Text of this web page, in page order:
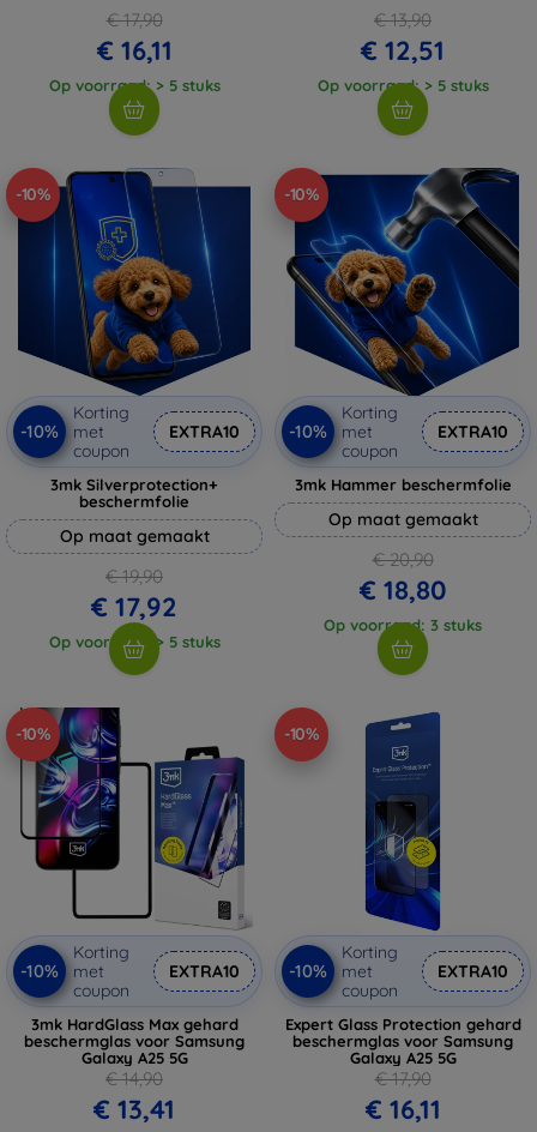
€ 17,90
€ 16,11
Op voorraad: > 5 stuks
€ 13,90
€ 12,51
Op voorraad: > 5 stuks
-10%
-10%
Korting
met
coupon
EXTRA10
3mk Silverprotection+
beschermfolie
Op maat gemaakt
€ 19,90
€ 17,92
Op voorraad: > 5 stuks
-10%
-10%
Korting
met
coupon
EXTRA10
3mk Hammer beschermfolie
Op maat gemaakt
€ 20,90
€ 18,80
Op voorraad: 3 stuks
-10%
-10%
Korting
met
coupon
EXTRA10
3mk HardGlass Max gehard
beschermglas voor Samsung
Galaxy A25 5G
€ 14,90
€ 13,41
-10%
-10%
Korting
met
coupon
EXTRA10
Expert Glass Protection gehard
beschermglas voor Samsung
Galaxy A25 5G
€ 17,90
€ 16,11